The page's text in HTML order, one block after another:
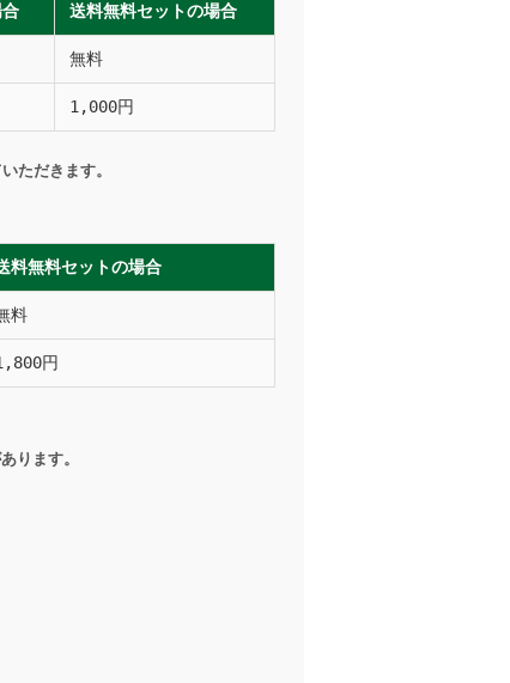
送料無料セットの場合
無料
1,000円
ただきます。
料無料セットの場合
料
円
ります。